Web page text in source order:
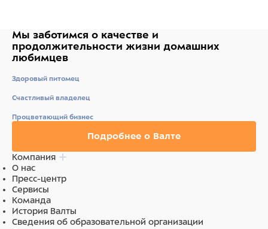
Мы заботимся о качестве и
продолжительности жизни домашних
любимцев
Здоровый питомец
Счастливый владелец
Процветающий бизнес
Подробнее о Валте
Компания
О нас
Пресс-центр
Сервисы
Команда
История Валты
Сведения об образовательной организации